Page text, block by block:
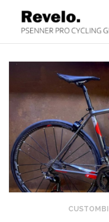
Inhalt
springen